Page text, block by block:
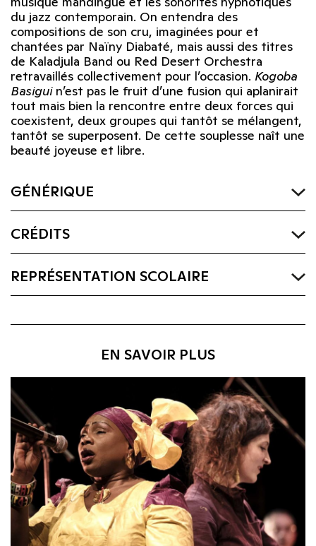
du jazz contemporain. On entendra des
compositions de son cru, imaginées pour et
chantées par Naïny Diabaté, mais aussi des titres
de Kaladjula Band ou Red Desert Orchestra
retravaillés collectivement pour l’occasion. Kogoba
Basiguin’est pas le fruit d’une fusion qui aplanirait
tout mais bien la rencontre entre deux forces qui
coexistent, deux groupes qui tantôt se mélangent,
tantôt se superposent. De cette souplesse naît une
beauté joyeuse et libre.
GÉNÉRIQUE
CRÉDITS
REPRÉSENTATION SCOLAIRE
EN SAVOIR PLUS